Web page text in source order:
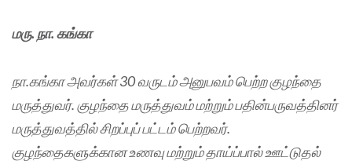
மரு. நா. கங்கா
நா.கங்கா அவர்கள் 30 வருடம் அனுபவம் பெற்ற குழந்தை
மருத்துவர். குழந்தை மருத்துவம் மற்றும் பதின்பருவத்தினர்
மருத்துவத்தில் சிறப்புப் பட்டம் பெற்றவர்.
குழந்தைகளுக்கான உணவு மற்றும் தாய்ப்பால் ஊட்டுதல்